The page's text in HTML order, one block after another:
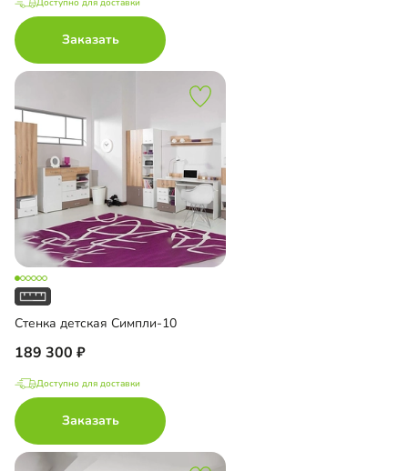
Заказать
Стенка детская Симпли-10
189 300
Доступно для доставки
Заказать